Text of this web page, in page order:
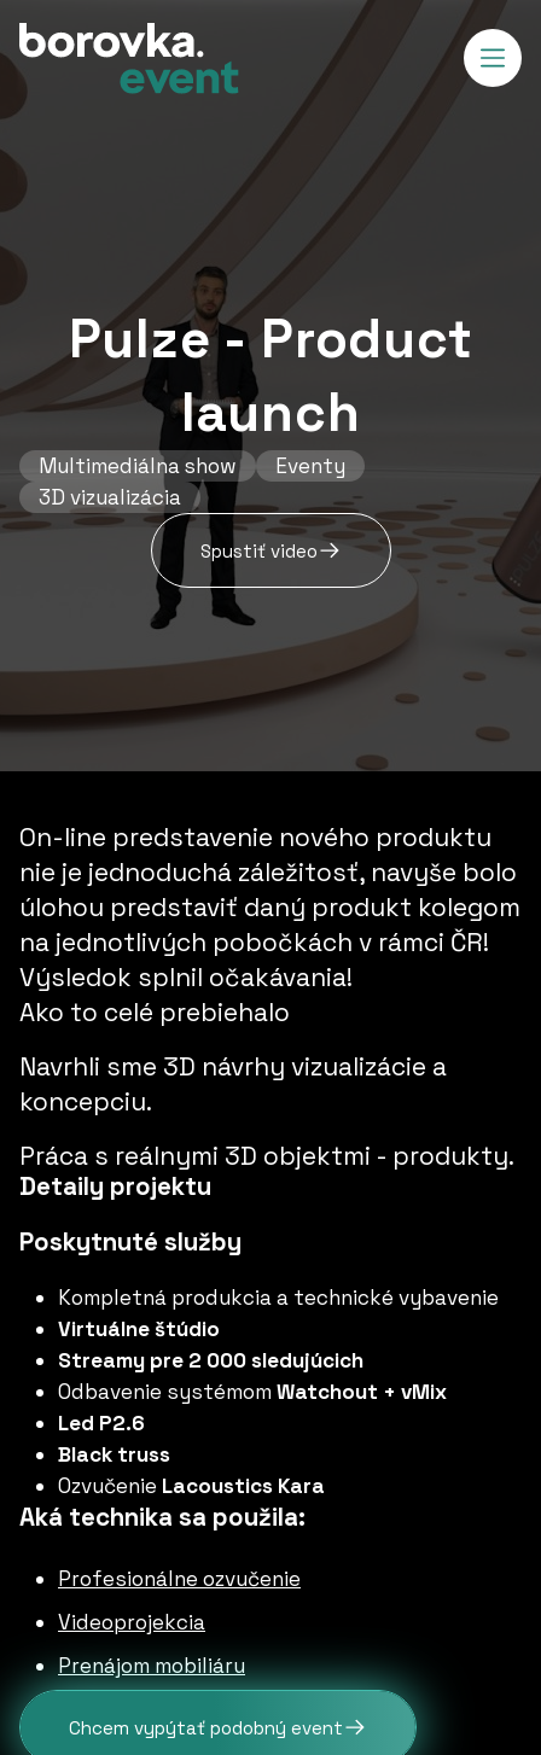
Pulze - Product
launch
Multimediálna show
Eventy
3D vizualizácia
Spustiť video
On-line predstavenie nového produktu
nie je jednoduchá záležitosť, navyše bolo
úlohou predstaviť daný produkt kolegom
na jednotlivých pobočkách v rámci ČR!
Výsledok splnil očakávania!
Ako to celé prebiehalo
Navrhli sme 3D návrhy vizualizácie a
koncepciu.
Práca s reálnymi 3D objektmi - produkty.
Detaily projektu
Poskytnuté služby
Kompletná produkcia a technické vybavenie
Virtuálne štúdio
Streamy pre 2 000 sledujúcich
Odbavenie systémom Watchout + vMix
Led P2.6
Black truss
Ozvučenie Lacoustics Kara
Aká technika sa použila:
Profesionálne ozvučenie
Videoprojekcia
Prenájom mobiliáru
Chcem vypýtať podobný event